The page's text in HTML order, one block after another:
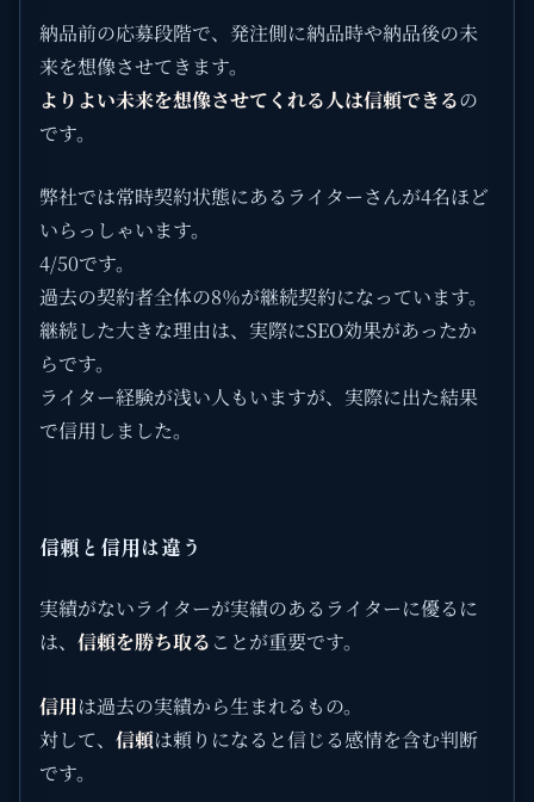
納品前の応募段階で、発注側に納品時や納品後の未
来を想像させてきます。
よりよい未来を想像させてくれる人は信頼できるの
です。
弊社では常時契約状態にあるライターさんが4名ほど
いらっしゃいます。
4/50です。
過去の契約者全体の8％が継続契約になっています。
継続した大きな理由は、実際にSEO効果があったか
らです。
ライター経験が浅い人もいますが、実際に出た結果
で信用しました。
信頼と信用は違う
実績がないライターが実績のあるライターに優るに
は、 信頼を勝ち取る ことが重要です。
信用は過去の実績から生まれるもの。
対して、 信頼は頼りになると信じる感情を含む判断
です。